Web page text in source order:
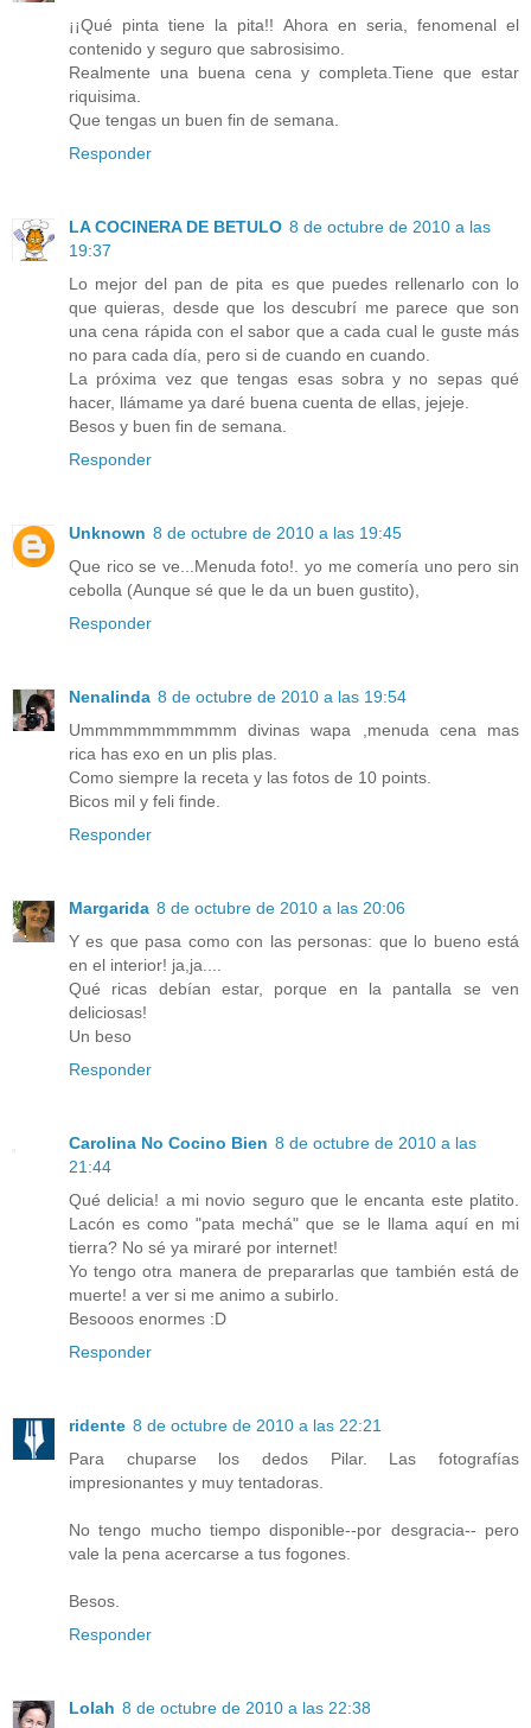
¡¡Qué pinta tiene la pita!! Ahora en seria, fenomenal el
contenido y seguro que sabrosisimo.
Realmente una buena cena y completa.Tiene que estar
riquisima.
Que tengas un buen fin de semana.
Responder
LA COCINERA DE BETULO 8 de octubre de 2010 a las
19:37
Lo mejor del pan de pita es que puedes rellenarlo con lo
que quieras, desde que los descubrí me parece que son
una cena rápida con el sabor que a cada cual le guste más
no para cada día, pero si de cuando en cuando.
La próxima vez que tengas esas sobra y no sepas qué
hacer, llámame ya daré buena cuenta de ellas, jejeje.
Besos y buen fin de semana.
Responder
Unknown 8 de octubre de 2010 a las 19:45
Que rico se ve...Menuda foto!. yo me comería uno pero sin
cebolla (Aunque sé que le da un buen gustito),
Responder
Nenalinda 8 de octubre de 2010 a las 19:54
Ummmmmmmmmmm divinas wapa ,menuda cena mas
rica has exo en un plis plas.
Como siempre la receta y las fotos de 10 points.
Bicos mil y feli finde.
Responder
Margarida 8 de octubre de 2010 a las 20:06
Y es que pasa como con las personas: que lo bueno está
en el interior! ja,ja....
Qué ricas debían estar, porque en la pantalla se ven
deliciosas!
Un beso
Responder
Carolina No Cocino Bien 8 de octubre de 2010 a las
21:44
Qué delicia! a mi novio seguro que le encanta este platito.
Lacón es como "pata mechá" que se le llama aquí en mi
tierra? No sé ya miraré por internet!
Yo tengo otra manera de prepararlas que también está de
muerte! a ver si me animo a subirlo.
Besooos enormes :D
Responder
ridente 8 de octubre de 2010 a las 22:21
Para chuparse los dedos Pilar. Las fotografías
impresionantes y muy tentadoras.
No tengo mucho tiempo disponible--por desgracia-- pero
vale la pena acercarse a tus fogones.
Besos.
Responder
Lolah 8 de octubre de 2010 a las 22:38